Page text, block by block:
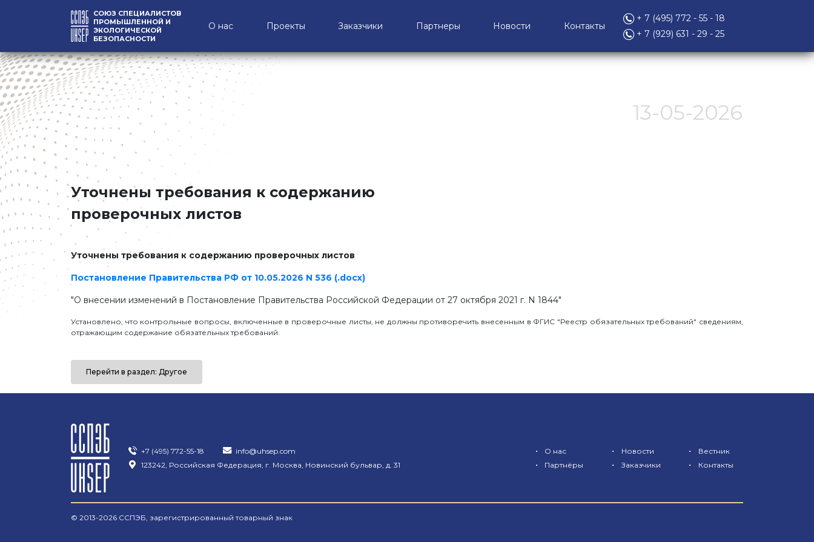
СОЮЗ СПЕЦИАЛИСТОВ
ПРОМЫШЛЕННОЙ И
ЭКОЛОГИЧЕСКОЙ
БЕЗОПАСНОСТИ
О нас Проекты Заказчики Партнеры Новости Контакты
+ 7 (495) 772 - 55 - 18
+ 7 (929) 631 - 29 - 25
13-05-2026
Уточнены требования к содержанию
проверочных листов
Уточнены требования к содержанию проверочных листов
Постановление Правительства РФ от 10.05.2026 N 536 (.docx)
"О внесении изменений в Постановление Правительства Российской Федерации от 27 октября 2021 г. N 1844"
Установлено, что контрольные вопросы, включенные в проверочные листы, не должны противоречить внесенным в ФГИС "Реестр обязательных требований" сведениям,
отражающим содержание обязательных требований.
Перейти в раздел: Другое
+7 (495) 772-55-18
info@uhsep.com
123242, Российская Федерация, г. Москва, Новинский бульвар, д. 31
• О нас • Новости • Вестник
• Партнёры • Заказчики • Контакты
© 2013-2026 ССПЭБ, зарегистрированный товарный знак